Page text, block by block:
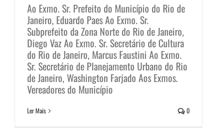
Ao Exmo. Sr. Prefeito do Município do Rio de
Janeiro, Eduardo Paes Ao Exmo. Sr.
Subprefeito da Zona Norte do Rio de Janeiro,
Diego Vaz Ao Exmo. Sr. Secretário de Cultura
do Rio de Janeiro, Marcus Faustini Ao Exmo.
Sr. Secretário de Planejamento Urbano do Rio
de Janeiro, Washington Farjado Aos Exmos.
Vereadores do Município
Ler Mais 0